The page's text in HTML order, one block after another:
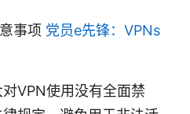
事项 党员e先锋：VPNs
VPN使用没有全面禁